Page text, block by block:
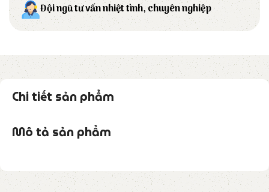
Đội ngũ tư vấn nhiệt tình, chuyên nghiệp
Chi tiết sản phẩm
Mô tả sản phẩm